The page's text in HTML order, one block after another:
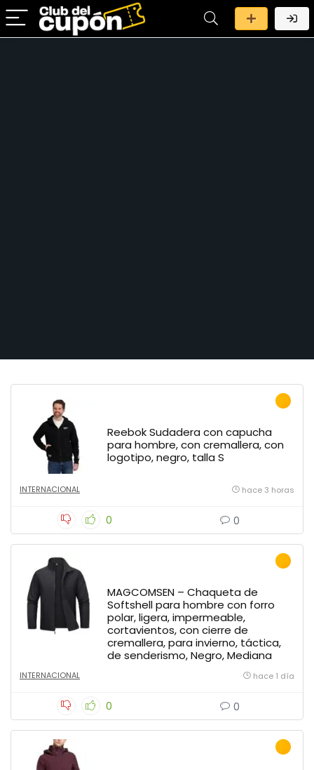
Reebok Sudadera con capucha
para hombre, con cremallera, con
logotipo, negro, talla S
INTERNACIONAL hace 3 horas
0 0
MAGCOMSEN – Chaqueta de
Softshell para hombre con forro
polar, ligera, impermeable,
cortavientos, con cierre de
cremallera, para invierno, táctica,
de senderismo, Negro, Mediana
INTERNACIONAL hace 1 día
0 0